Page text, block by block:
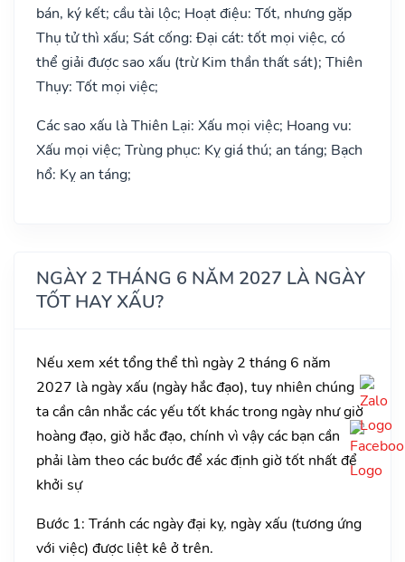
bán, ký kết; cầu tài lộc; Hoạt điệu: Tốt, nhưng gặp
Thụ tử thì xấu; Sát cống: Đại cát: tốt mọi việc, có
thể giải được sao xấu (trừ Kim thần thất sát); Thiên
Thụy: Tốt mọi việc;
Các sao xấu là Thiên Lại: Xấu mọi việc; Hoang vu:
Xấu mọi việc; Trùng phục: Kỵ giá thú; an táng; Bạch
hổ: Kỵ an táng;
NGÀY 2 THÁNG 6 NĂM 2027 LÀ NGÀY
TỐT HAY XẤU?
Nếu xem xét tổng thể thì ngày 2 tháng 6 năm
2027 là ngày xấu (ngày hắc đạo), tuy nhiên chúng
ta cần cân nhắc các yếu tốt khác trong ngày như giờ
hoàng đạo, giờ hắc đạo, chính vì vậy các bạn cần
phải làm theo các bước để xác định giờ tốt nhất để
khởi sự
Bước 1: Tránh các ngày đại kỵ, ngày xấu (tương ứng
với việc) được liệt kê ở trên.